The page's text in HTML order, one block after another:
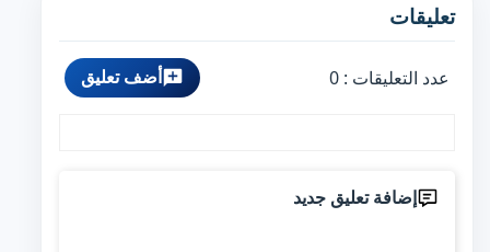
تعليقات
عدد التعليقات : 0 أضف تعليق
إضافة تعليق جديد